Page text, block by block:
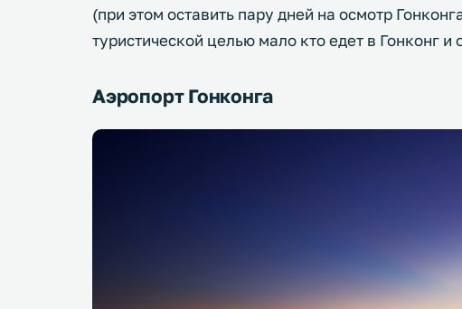
(при этом оставить пару дней на осмотр
туристической целью мало кто едет в Гонконг и
Аэропорт Гонконга